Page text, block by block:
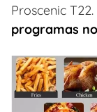
Proscenic T22.
programas